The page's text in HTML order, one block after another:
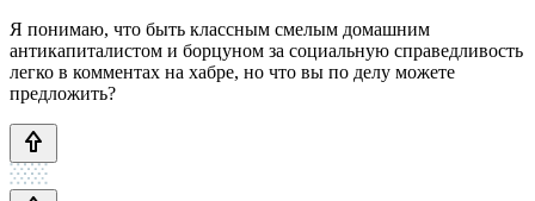
Я понимаю, что быть классным смелым домашним
антикапиталистом и борцуном за социальную справедливость
легко в комментах на хабре, но что вы по делу можете
предложить?